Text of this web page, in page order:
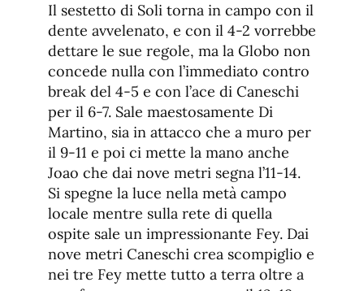
Il sestetto di Soli torna in campo con il
dente avvelenato, e con il 4-2 vorrebbe
dettare le sue regole, ma la Globo non
concede nulla con l’immediato contro
break del 4-5 e con l’ace di Caneschi
per il 6-7. Sale maestosamente Di
Martino, sia in attacco che a muro per
il 9-11 e poi ci mette la mano anche
Joao che dai nove metri segna l’11-14.
Si spegne la luce nella metà campo
locale mentre sulla rete di quella
ospite sale un impressionante Fey. Dai
nove metri Caneschi crea scompiglio e
nei tre Fey mette tutto a terra oltre a